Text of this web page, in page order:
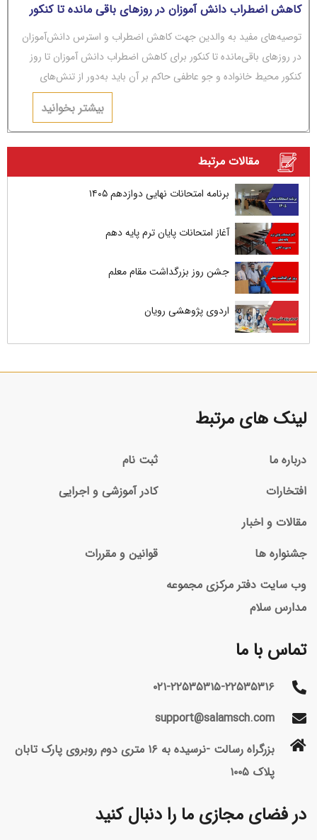
کاهش اضطراب دانش آموزان در روزهای باقی مانده تا کنکور
توصیه‌های مفید به والدین جهت کاهش اضطراب و استرس دانش‌آموزان
در روزهای باقی‌مانده تا کنکور برای کاهش اضطراب دانش آموزان تا روز
کنکور محیط خانواده و جو عاطفی حاکم بر آن باید به‌دور از تنش‌های
بیشتر بخوانید
مقالات مرتبط
برنامه امتحانات نهایی دوازدهم ۱۴۰۵
آغاز امتحانات پایان ترم پایه دهم
جشن روز بزرگداشت مقام معلم
اردوی پژوهشی رویان
لینک های مرتبط
درباره ما
ثبت نام
افتخارات
کادر آموزشی و اجرایی
مقالات و اخبار
جشنواره ها
قوانین و مقررات
وب سایت دفتر مرکزی مجموعه
مدارس سلام
تماس با ما
۰۲۱-۲۲۵۳۵۳۱۵-۲۲۵۳۵۳۱۶
support@salamsch.com
بزرگراه رسالت -نرسیده به ۱۶ متری دوم روبروی پارک تابان
پلاک ۱۰۰۵
در فضای مجازی ما را دنبال کنید